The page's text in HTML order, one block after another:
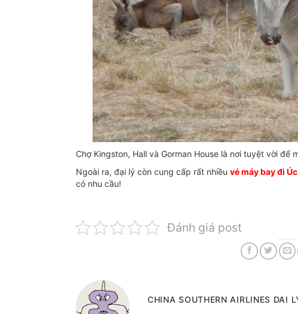
Chợ Kingston, Hall và Gorman House là nơi tuyệt vời
Ngoài ra, đại lý còn cung cấp rất nhiều vé máy bay đi Úc
có nhu cầu!
Đánh giá post
CHINA SOUTHERN AIRLINES DAI